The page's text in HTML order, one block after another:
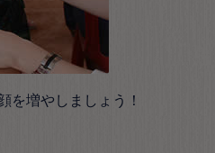
を増やしましょう！